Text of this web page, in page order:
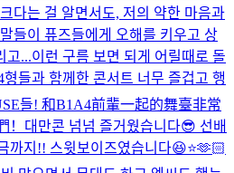
다는 걸 알면서도, 저의 약한 마음과
들이 퓨즈들에게 오해를 키우고 상
고...이런 구름 보면 되게 어릴때로 돌
들과 함께한 콘서트 너무 즐겁고 행
들! 和B1A4前輩一起的舞臺非常
！ 대만콘 넘넘 즐거웠습니다😎 선배
까지!! 스윗보이즈였습니다😆⭐️🫶🏻